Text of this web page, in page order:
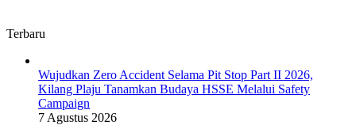
Terbaru
Wujudkan Zero Accident Selama Pit Stop Part II 2026,
Kilang Plaju Tanamkan Budaya HSSE Melalui Safety
Campaign
7 Agustus 2026